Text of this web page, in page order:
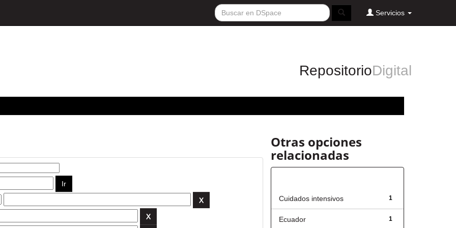
Servicios
RepositorioDigital
Otras opciones
relacionadas
1
Cuidados intensivos
1
Ecuador